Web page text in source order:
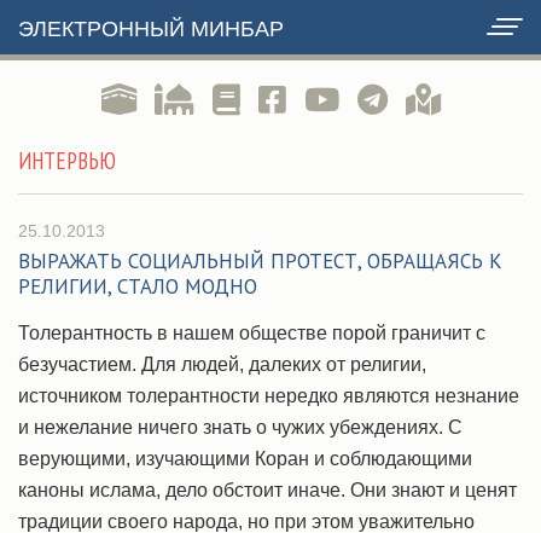
ЭЛЕКТРОННЫЙ МИНБАР
ИНТЕРВЬЮ
25.10.2013
ВЫРАЖАТЬ СОЦИАЛЬНЫЙ ПРОТЕСТ, ОБРАЩАЯСЬ К
РЕЛИГИИ, СТАЛО МОДНО
Толерантность в нашем обществе порой граничит с
безучастием. Для людей, далеких от религии,
источником толерантности нередко являются незнание
и нежелание ничего знать о чужих убеждениях. С
верующими, изучающими Коран и соблюдающими
каноны ислама, дело обстоит иначе. Они знают и ценят
традиции своего народа, но при этом уважительно